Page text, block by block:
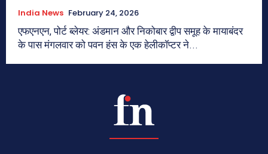
India News February 24, 2026
एफएनएन, पोर्ट ब्लेयर: अंडमान और निकोबार द्वीप समूह के मायाबंदर
के पास मंगलवार को पवन हंस के एक हेलीकॉप्टर ने...